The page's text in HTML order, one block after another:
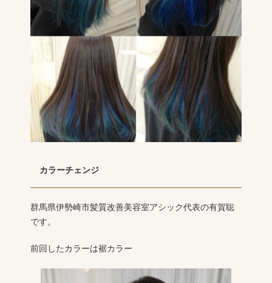
カラーチェンジ
群馬県伊勢崎市髪質改善美容室アシック代表の有賀聡
です。
前回したカラーは裾カラー